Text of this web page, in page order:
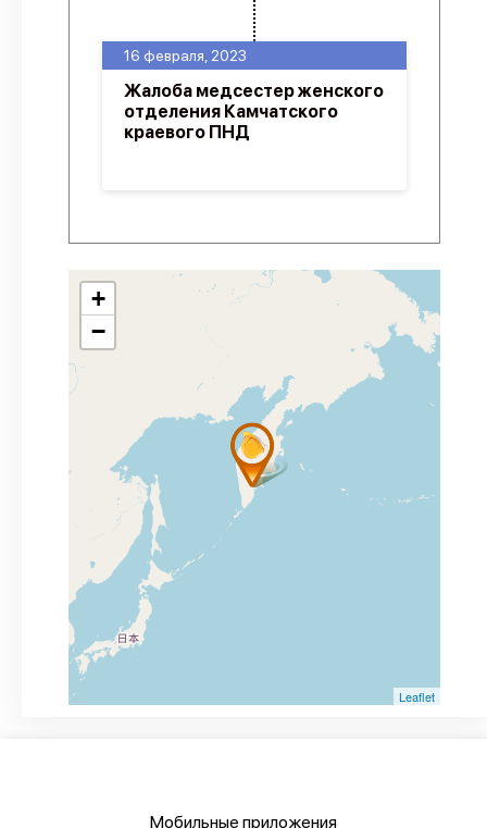
16 февраля, 2023
Жалоба медсестер женского
отделения Камчатского
краевого ПНД
+
−
Leaflet
Мобильные приложения